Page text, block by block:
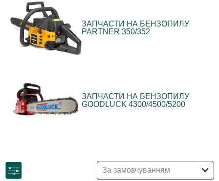
ЗАПЧАСТИ НА БЕНЗОПИЛУ
PARTNER 350/352
ЗАПЧАСТИ НА БЕНЗОПИЛУ
GOODLUCK 4300/4500/5200
За замовчуванням